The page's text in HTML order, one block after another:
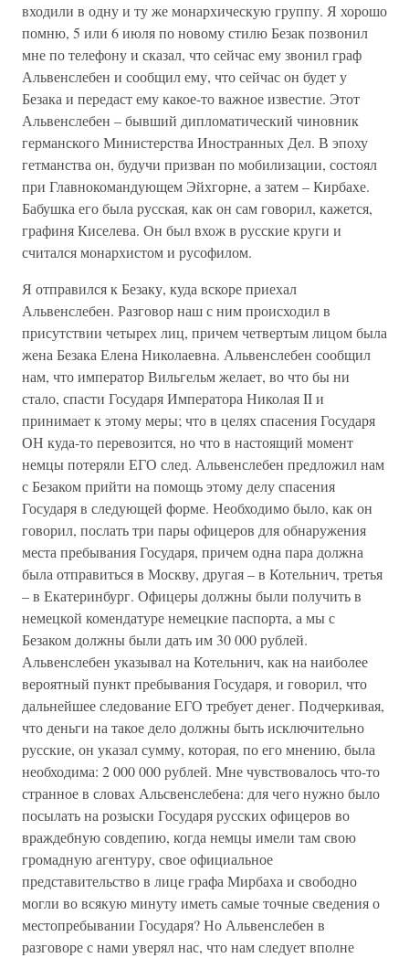
входили в одну и ту же монархическую группу. Я хорошо
помню, 5 или 6 июля по новому стилю Безак позвонил
мне по телефону и сказал, что сейчас ему звонил граф
Альвенслебен и сообщил ему, что сейчас он будет у
Безака и передаст ему какое-то важное известие. Этот
Альвенслебен – бывший дипломатический чиновник
германского Министерства Иностранных Дел. В эпоху
гетманства он, будучи призван по мобилизации, состоял
при Главнокомандующем Эйхгорне, а затем – Кирбахе.
Бабушка его была русская, как он сам говорил, кажется,
графиня Киселева. Он был вхож в русские круги и
считался монархистом и русофилом.
Я отправился к Безаку, куда вскоре приехал
Альвенслебен. Разговор наш с ним происходил в
присутствии четырех лиц, причем четвертым лицом была
жена Безака Елена Николаевна. Альвенслебен сообщил
нам, что император Вильгельм желает, во что бы ни
стало, спасти Государя Императора Николая II и
принимает к этому меры; что в целях спасения Государя
ОН куда-то перевозится, но что в настоящий момент
немцы потеряли ЕГО след. Альвенслебен предложил нам
с Безаком прийти на помощь этому делу спасения
Государя в следующей форме. Необходимо было, как он
говорил, послать три пары офицеров для обнаружения
места пребывания Государя, причем одна пара должна
была отправиться в Москву, другая – в Котельнич, третья
– в Екатеринбург. Офицеры должны были получить в
немецкой комендатуре немецкие паспорта, а мы с
Безаком должны были дать им 30 000 рублей.
Альвенслебен указывал на Котельнич, как на наиболее
вероятный пункт пребывания Государя, и говорил, что
дальнейшее следование ЕГО требует денег. Подчеркивая,
что деньги на такое дело должны быть исключительно
русские, он указал сумму, которая, по его мнению, была
необходима: 2 000 000 рублей. Мне чувствовалось что-то
странное в словах Альсвенслебена: для чего нужно было
посылать на розыски Государя русских офицеров во
враждебную совдепию, когда немцы имели там свою
громадную агентуру, свое официальное
представительство в лице графа Мирбаха и свободно
могли во всякую минуту иметь самые точные сведения о
местопребывании Государя? Но Альвенслебен в
разговоре с нами уверял нас, что нам следует вполне